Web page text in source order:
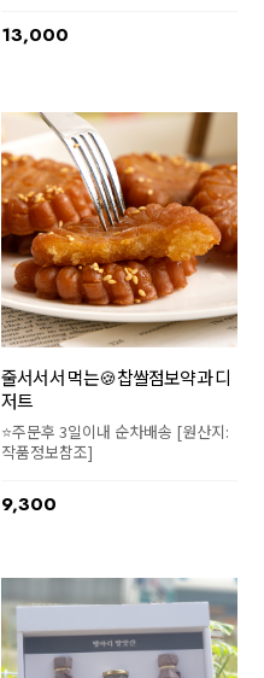
13,000
줄서서서 먹는🍪찹쌀점보약과 디
저트
⭐주문후 3일이내 순차배송 [원산지:
작품정보참조]
9,300